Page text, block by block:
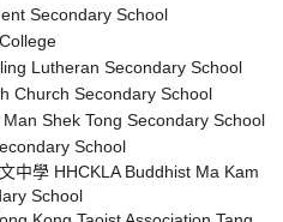
Secondary School
Lutheran Secondary School
Church Secondary School
Shek Tong Secondary School
School
中學 HHCKLA Buddhist Ma Kam
School